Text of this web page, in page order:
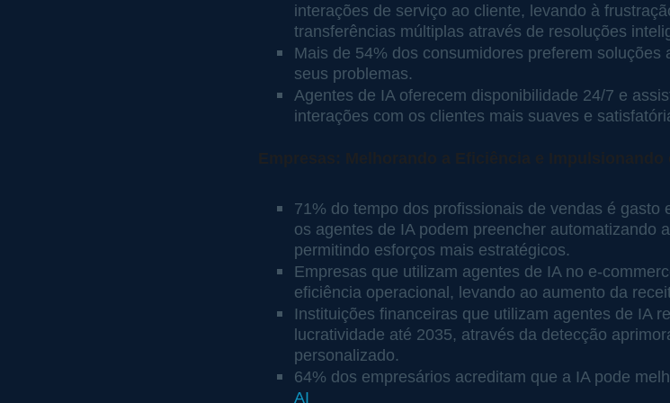
interações de serviço ao cliente, levando à
transferências múltiplas através de resoluções
Mais de 54% dos consumidores preferem
seus problemas.
Agentes de IA oferecem disponibilidade 24/7 e
interações com os clientes mais suaves e
71% do tempo dos profissionais de vendas é
os agentes de IA podem preencher automatizando
permitindo esforços mais estratégicos.
Empresas que utilizam agentes de IA no e-
eficiência operacional, levando ao aumento da
Instituições financeiras que utilizam agentes de IA
lucratividade até 2035, através da detecção
personalizado.
64% dos empresários acreditam que a IA pode
AI